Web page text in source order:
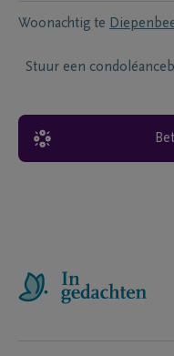
Woonachtig te
Stuur een